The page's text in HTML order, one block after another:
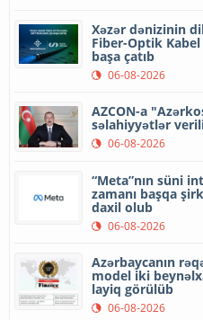
Xəzər dənizinin
Fiber-Optik
başa çatıb
06-08-2026
AZCON-a
səlahiyyətlər
06-08-2026
“Meta”nın süni
zamanı başqa
daxil olub
06-08-2026
Azərbaycanın
model iki
layiq görülüb
06-08-2026